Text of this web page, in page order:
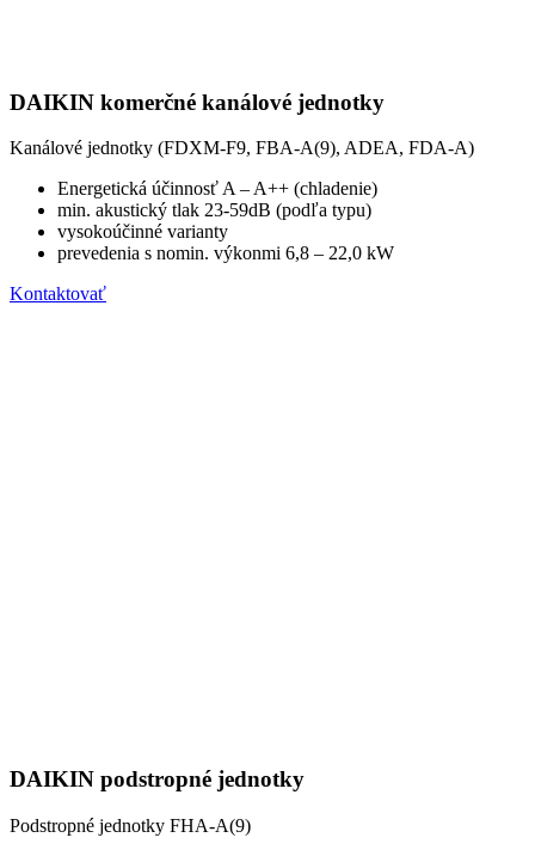
DAIKIN komerčné kanálové jednotky
Kanálové jednotky (FDXM-F9, FBA-A(9), ADEA, FDA-A)
Energetická účinnosť A – A++ (chladenie)
min. akustický tlak 23-59dB (podľa typu)
vysokoúčinné varianty
prevedenia s nomin. výkonmi 6,8 – 22,0 kW
Kontaktovať
DAIKIN podstropné jednotky
Podstropné jednotky FHA-A(9)